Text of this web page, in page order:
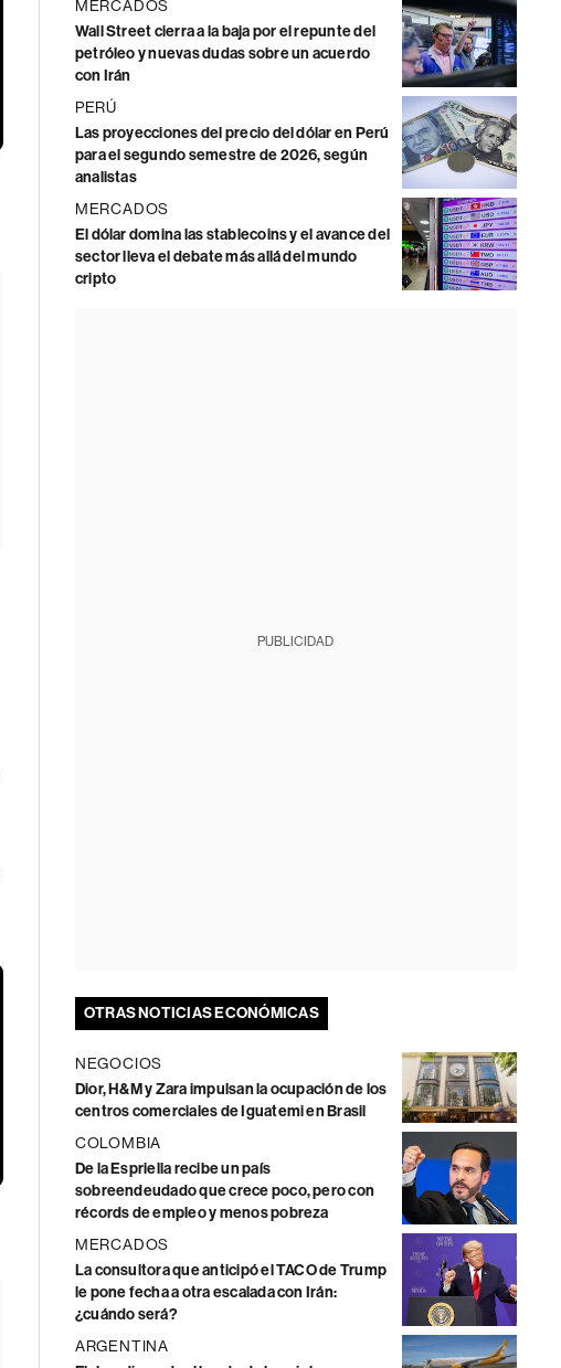
MERCADOS
Wall Street cierra a la baja por el repunte del
petróleo y nuevas dudas sobre un acuerdo
con Irán
PERÚ
Las proyecciones del precio del dólar en Perú
para el segundo semestre de 2026, según
analistas
MERCADOS
El dólar domina las stablecoins y el avance del
sector lleva el debate más allá del mundo
cripto
PUBLICIDAD
OTRAS NOTICIAS ECONÓMICAS
NEGOCIOS
Dior, H&M y Zara impulsan la ocupación de los
centros comerciales de Iguatemi en Brasil
COLOMBIA
De la Espriella recibe un país
sobreendeudado que crece poco, pero con
récords de empleo y menos pobreza
MERCADOS
La consultora que anticipó el TACO de Trump
le pone fecha a otra escalada con Irán:
¿cuándo será?
ARGENTINA